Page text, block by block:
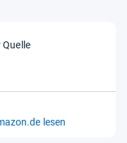
Quelle
lesen